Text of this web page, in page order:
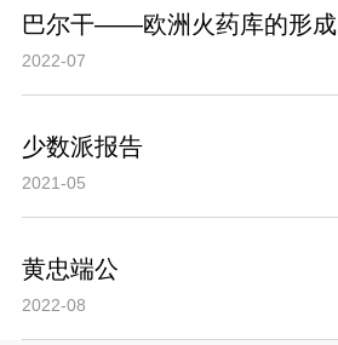
巴尔干——欧洲火药库的形成
2022-07
少数派报告
2021-05
黄忠端公
2022-08